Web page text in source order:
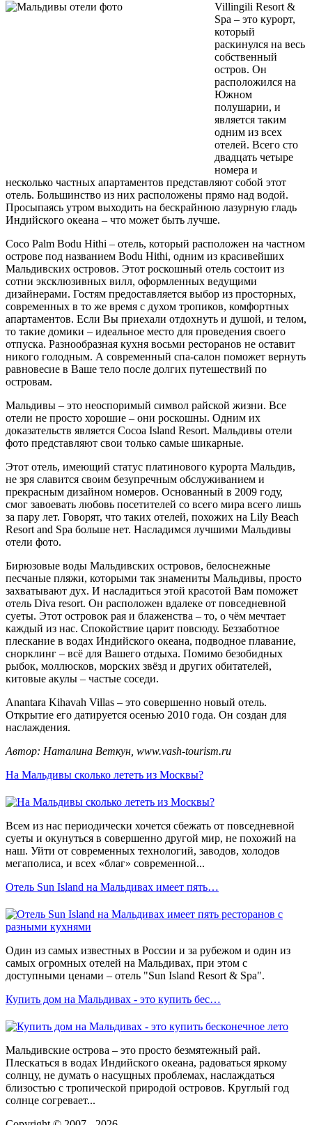
Villingili Resort &
Spa – это курорт,
который
раскинулся на весь
собственный
остров. Он
расположился на
Южном
полушарии, и
является таким
одним из всех
отелей. Всего сто
двадцать четыре
номера и
несколько частных апартаментов представляют собой этот
отель. Большинство из них расположены прямо над водой.
Просыпаясь утром выходить на бескрайнюю лазурную гладь
Индийского океана – что может быть лучше.
Coco Palm Bodu Hithi – отель, который расположен на частном
острове под названием Bodu Hithi, одним из красивейших
Мальдивских островов. Этот роскошный отель состоит из
сотни эксклюзивных вилл, оформленных ведущими
дизайнерами. Гостям предоставляется выбор из просторных,
современных в то же время с духом тропиков, комфортных
апартаментов. Если Вы приехали отдохнуть и душой, и телом,
то такие домики – идеальное место для проведения своего
отпуска. Разнообразная кухня восьми ресторанов не оставит
никого голодным. А современный спа-салон поможет вернуть
равновесие в Ваше тело после долгих путешествий по
островам.
Мальдивы – это неоспоримый символ райской жизни. Все
отели не просто хорошие – они роскошны. Одним их
доказательств является Cocoa Island Resort. Мальдивы отели
фото представляют свои только самые шикарные.
Этот отель, имеющий статус платинового курорта Мальдив,
не зря славится своим безупречным обслуживанием и
прекрасным дизайном номеров. Основанный в 2009 году,
смог завоевать любовь посетителей со всего мира всего лишь
за пару лет. Говорят, что таких отелей, похожих на Lily Beach
Resort and Spa больше нет. Насладимся лучшими Мальдивы
отели фото.
Бирюзовые воды Мальдивских островов, белоснежные
песчаные пляжи, которыми так знамениты Мальдивы, просто
захватывают дух. И насладиться этой красотой Вам поможет
отель Diva resort. Он расположен вдалеке от повседневной
суеты. Этот островок рая и блаженства – то, о чём мечтает
каждый из нас. Спокойствие царит повсюду. Беззаботное
плескание в водах Индийского океана, подводное плавание,
снорклинг – всё для Вашего отдыха. Помимо безобидных
рыбок, моллюсков, морских звёзд и других обитателей,
китовые акулы – частые соседи.
Anantara Kihavah Villas – это совершенно новый отель.
Открытие его датируется осенью 2010 года. Он создан для
наслаждения.
Автор: Наталина Веткун, www.vash-tourism.ru
На Мальдивы сколько лететь из Москвы?
Всем из нас периодически хочется сбежать от повседневной
суеты и окунуться в совершенно другой мир, не похожий на
наш. Уйти от современных технологий, заводов, холодов
мегаполиса, и всех «благ» современной...
Отель Sun Іsland на Мальдивах имеет пять…
Один из самых известных в России и за рубежом и один из
самых огромных отелей на Мальдивах, при этом с
доступными ценами – отель "Sun Island Resort & Spa".
Купить дом на Мальдивах - это купить бес…
Мальдивские острова – это просто безмятежный рай.
Плескаться в водах Индийского океана, радоваться яркому
солнцу, не думать о насущных проблемах, наслаждаться
близостью с тропической природой островов. Круглый год
солнце согревает...